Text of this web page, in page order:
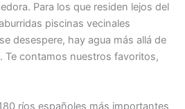
Para los que residen lejos del
piscinas vecinales
desespere, hay agua más allá de
Te contamos nuestros favoritos,
ríos españoles más importantes